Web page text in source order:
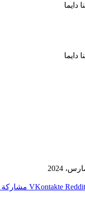
دايما
دايما
مشاركة